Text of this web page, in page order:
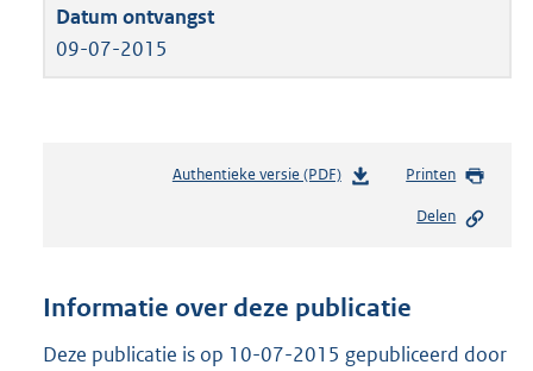
09-07-2015
Authentieke versie (PDF)b
n
s
Printen
Delen
Informatie over deze publicatie
Deze publicatie is op 10-07-2015 gepubliceerd door